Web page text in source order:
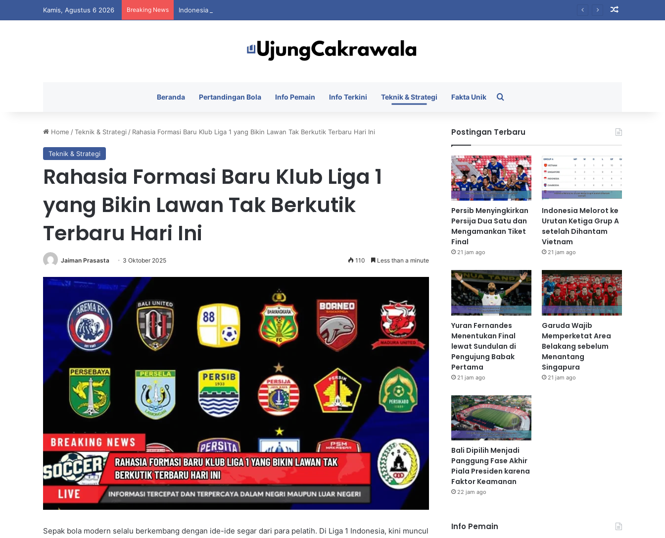
Kamis, Agustus 6 2026 Breaking News Indonesia Melorot ke Urutan Ketiga Grup A setelah Dihantam Vietnam
Beranda Pertandingan Bola Info Pemain Info Terkini Teknik & Strategi Fakta Unik
Home /Teknik & Strategi / Rahasia Formasi Baru Klub Liga 1 yang Bikin Lawan Tak Berkutik Terbaru Hari Ini
Teknik & Strategi
Rahasia Formasi Baru Klub Liga 1
yang Bikin Lawan Tak Berkutik
Terbaru Hari Ini
Jaiman Prasasta 3 Oktober 2025 110 Less than a minute
Sepak bola modern selalu berkembang dengan ide-ide segar dari para pelatih. Di Liga 1 Indonesia, kini muncul
Postingan Terbaru
Persib Menyingkirkan
Persija Dua Satu dan
Mengamankan Tiket
Final
21 jam ago
Indonesia Melorot ke
Urutan Ketiga Grup A
setelah Dihantam
Vietnam
21 jam ago
Yuran Fernandes
Menentukan Final
lewat Sundulan di
Pengujung Babak
Pertama
21 jam ago
Garuda Wajib
Memperketat Area
Belakang sebelum
Menantang
Singapura
21 jam ago
Bali Dipilih Menjadi
Panggung Fase Akhir
Piala Presiden karena
Faktor Keamanan
22 jam ago
Info Pemain